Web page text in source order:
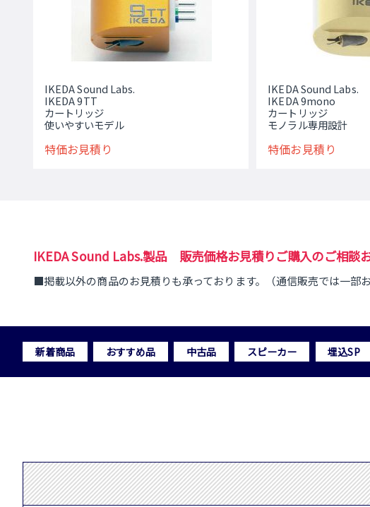
IKEDA Sound Labs.
IKEDA 9TT
カートリッジ
使いやすいモデル
特価お見積り
IKEDA Sound Labs.
IKEDA 9mono
カートリッジ
モノラル専用設計
特価お見積り
IKEDA Sound Labs.製品 販売価格お見積りご購入のご相談
■掲載以外の商品のお見積りも承っております。（通信販売では一部
新着商品 おすすめ品 中古品 スピーカー 埋込SP